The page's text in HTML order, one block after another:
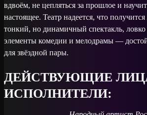
вдвоём, не цепляться за прошлое и
настоящее. Театр надеется, что
тонкий, но динамичный спектакль,
элементы комедии и мелодрамы —
для звёздной пары.
ДЕЙСТВУЮЩИЕ
ИСПОЛНИТЕЛИ: